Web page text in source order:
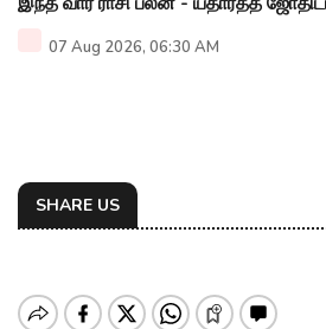
07 Aug 2026, 06:30 AM
SHARE US